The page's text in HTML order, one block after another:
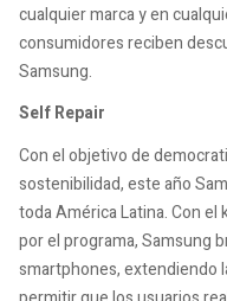
cualquier marca y en
consumidores reciben
Samsung.
Self Repair
Con el objetivo de
sostenibilidad, este año
toda América Latina. Con
por el programa, Samsung
smartphones, extendiendo